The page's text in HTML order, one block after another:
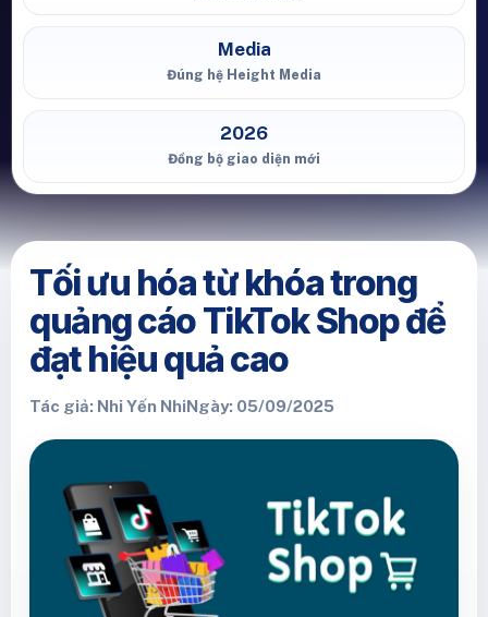
Media
Đúng hệ Height Media
2026
Đồng bộ giao diện mới
Tối ưu hóa từ khóa trong
quảng cáo TikTok Shop để
đạt hiệu quả cao
Tác giả: Nhi Yến NhiNgày: 05/09/2025